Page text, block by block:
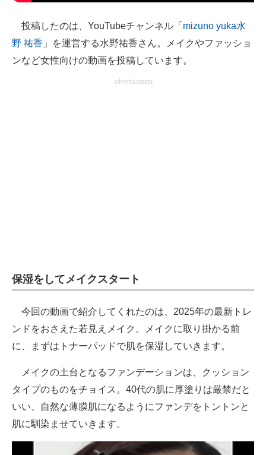
ITエンジニア向け専門サイト
企業向けIT製品の総合サイト
投稿したのは、YouTubeチャンネル「 mizuno yuka水
野 祐香 」を運営する水野祐香さん。メイクやファッショ
ンなど女性向けの動画を投稿しています。
advertisement
保湿をしてメイクスタート
今回の動画で紹介してくれたのは、2025年の最新トレ
ンドをおさえた若見えメイク。メイクに取り掛かる前
に、まずはトナーパッドで肌を保湿していきます。
メイクの土台となるファンデーションは、クッション
タイプのものをチョイス。40代の肌に厚塗りは厳禁だと
いい、自然な薄膜肌になるようにファンデをトントンと
肌に馴染ませていきます。